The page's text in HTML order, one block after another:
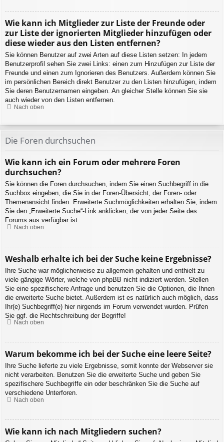
Wie kann ich Mitglieder zur Liste der Freunde oder
zur Liste der ignorierten Mitglieder hinzufügen oder
diese wieder aus den Listen entfernen?
Sie können Benutzer auf zwei Arten auf diese Listen setzen: In jedem
Benutzerprofil sehen Sie zwei Links: einen zum Hinzufügen zur Liste der
Freunde und einen zum Ignorieren des Benutzers. Außerdem können Sie
im persönlichen Bereich direkt Benutzer zu den Listen hinzufügen, indem
Sie deren Benutzernamen eingeben. An gleicher Stelle können Sie sie
auch wieder von den Listen entfernen.
Nach oben
Die Foren durchsuchen
Wie kann ich ein Forum oder mehrere Foren
durchsuchen?
Sie können die Foren durchsuchen, indem Sie einen Suchbegriff in die
Suchbox eingeben, die Sie in der Foren-Übersicht, der Foren- oder
Themenansicht finden. Erweiterte Suchmöglichkeiten erhalten Sie, indem
Sie den „Erweiterte Suche“-Link anklicken, der von jeder Seite des
Forums aus verfügbar ist.
Nach oben
Weshalb erhalte ich bei der Suche keine Ergebnisse?
Ihre Suche war möglicherweise zu allgemein gehalten und enthielt zu
viele gängige Wörter, welche von phpBB nicht indiziert werden. Stellen
Sie eine spezifischere Anfrage und benutzen Sie die Optionen, die Ihnen
die erweiterte Suche bietet. Außerdem ist es natürlich auch möglich, dass
Ihr(e) Suchbegriff(e) hier nirgends im Forum verwendet wurden. Prüfen
Sie ggf. die Rechtschreibung der Begriffe!
Nach oben
Warum bekomme ich bei der Suche eine leere Seite?
Ihre Suche lieferte zu viele Ergebnisse, somit konnte der Webserver sie
nicht verarbeiten. Benutzen Sie die erweiterte Suche und geben Sie
spezifischere Suchbegriffe ein oder beschränken Sie die Suche auf
verschiedene Unterforen.
Nach oben
Wie kann ich nach Mitgliedern suchen?